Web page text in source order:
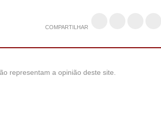
COMPARTILHAR
representam a opinião deste site.